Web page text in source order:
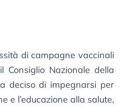
di campagne vaccinali
Consiglio Nazionale della
deciso di impegnarsi per
e l’educazione alla salute,